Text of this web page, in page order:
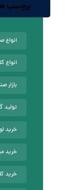
برچسب
انواع
انواع
بازار
تولید
خرید
خرید
خرید